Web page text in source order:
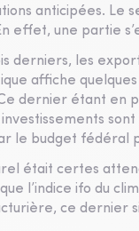
anticipées. Le
effet, une partie
derniers, les
affiche
dernier étant en
le budget fédéral
était certes
l’indice ifo du
ce dernier